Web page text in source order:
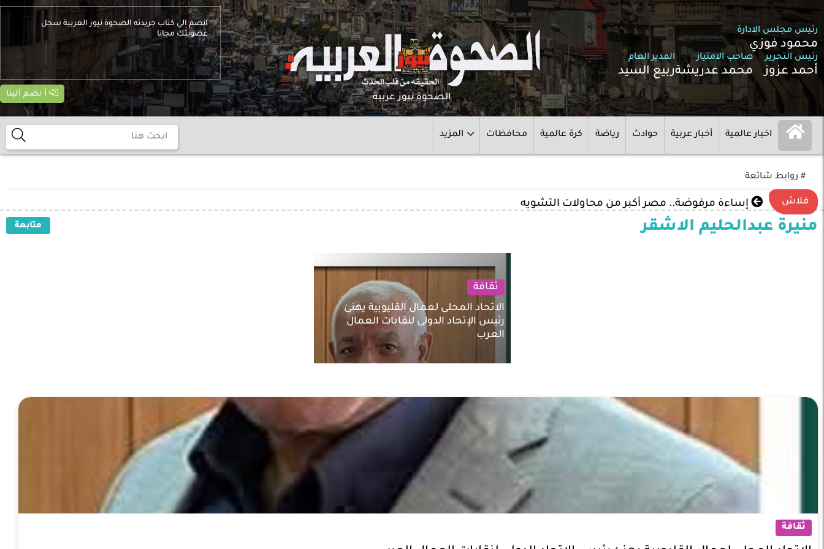
رئيس مجلس الادارة
محمود فوزي
رئيس التحرير
أحمد عزوز
صاحب الامتياز
محمد عدريشة
المدير العام
ربيع السيد
الصحوة نيوز عربية
انضم الي كتاب جريدته الصحوة نيوز العربية سجل
عضويتك مجانا
أ نضم ألينا
اخبار عالمية أخبار عربية حوادث رياضة كرة عالمية محافظات المزيد
# روابط شائعة
فلاش إساءة مرفوضة.. مصر أكبر من محاولات التشويه
منيرة عبدالحليم الاشقر متابعة
ثقافة
الاتحاد المحلى لعمال القليوبية يهنئ
رئيس الإتحاد الدولى لنقابات العمال
العرب
ثقافة